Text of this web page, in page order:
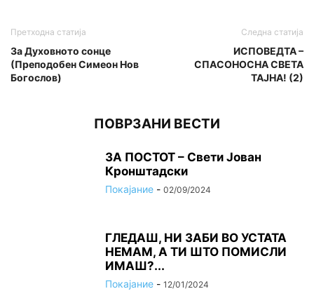
Претходна статија
За Духовното сонце
(Преподобен Симеон Нов
Богослов)
Следна статија
ИСПОВЕДТА –
СПАСОНОСНА СВЕТА
ТАЈНА! (2)
ПОВРЗАНИ ВЕСТИ
ЗА ПОСТОТ – Свети Јован
Кронштадски
Покајание - 02/09/2024
ГЛЕДАШ, НИ ЗАБИ ВО УСТАТА
НЕМАМ, А ТИ ШТО ПОМИСЛИ
ИМАШ?...
Покајание - 12/01/2024